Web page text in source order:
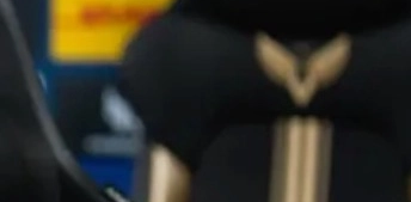
, considerată de mulți drept cea mai bună
trecut, pe rând, deFaZe